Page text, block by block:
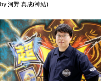
by 河野 真成(神結)